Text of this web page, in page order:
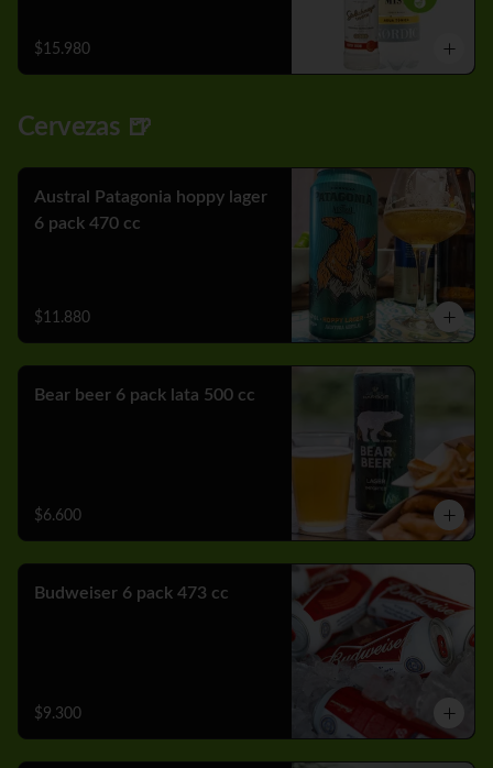
$15.980
Cervezas 🍺
Austral Patagonia hoppy lager
6 pack 470 cc
$11.880
Bear beer 6 pack lata 500 cc
$6.600
Budweiser 6 pack 473 cc
$9.300